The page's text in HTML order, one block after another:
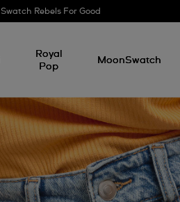
Swatch Rebels For Good
Royal
Pop
MoonSwatch